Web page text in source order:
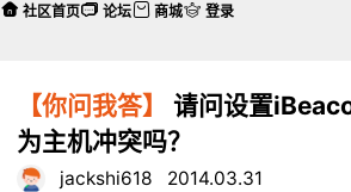
【你问我答】
请问设置
为主机冲突吗？
jackshi618 2014.03.31
社区首页 论坛 商城 登录